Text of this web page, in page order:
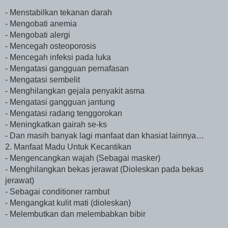
- Menstabilkan tekanan darah
- Mengobati anemia
- Mengobati alergi
- Mencegah osteoporosis
- Mencegah infeksi pada luka
- Mengatasi gangguan pernafasan
- Mengatasi sembelit
- Menghilangkan gejala penyakit asma
- Mengatasi gangguan jantung
- Mengatasi radang tenggorokan
- Meningkatkan gairah se-ks
- Dan masih banyak lagi manfaat dan khasiat lainnya…
2. Manfaat Madu Untuk Kecantikan
- Mengencangkan wajah (Sebagai masker)
- Menghilangkan bekas jerawat (Dioleskan pada bekas
jerawat)
- Sebagai conditioner rambut
- Mengangkat kulit mati (dioleskan)
- Melembutkan dan melembabkan bibir